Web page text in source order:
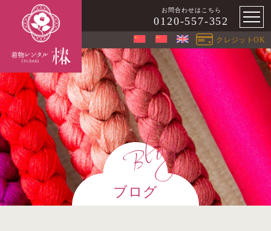
お問合わせはこちら
0120-557-352
クレジットOK
ブログ